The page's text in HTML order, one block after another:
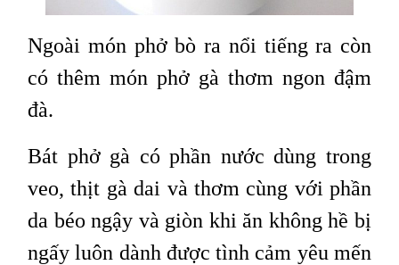
Ngoài món phở bò ra nổi tiếng ra còn
có thêm món phở gà thơm ngon đậm
đà.
Bát phở gà có phần nước dùng trong
veo, thịt gà dai và thơm cùng với phần
da béo ngậy và giòn khi ăn không hề bị
ngấy luôn dành được tình cảm yêu mến